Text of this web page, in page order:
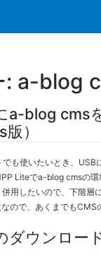
: a-blog
a-blog cms
）
も使いたいとき、USB
Liteでa-blog cmsの
用したいので、下階層
ので、あくまでもCMS
ダウンロー